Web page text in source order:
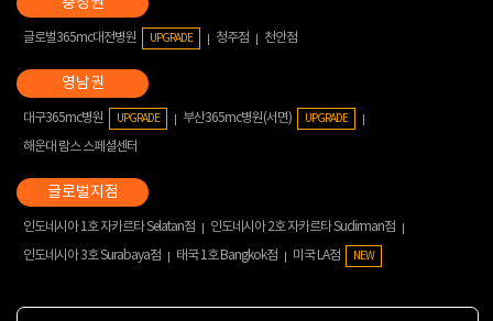
글로벌365mc대전병원 UPGRADE 청주점 천안점
대구365mc병원 UPGRADE 부산365mc병원(서면) UPGRADE
해운대 람스 스페셜센터
인도네시아 1호 자카르타 Selatan점
인도네시아 2호 자카르타 Sudirman점
인도네시아 3호 Surabaya점
태국 1호 Bangkok점 미국 LA점 NEW